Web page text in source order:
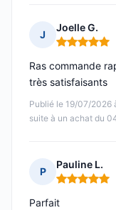
J
Joelle G.
Note : 5 sur 5
Publié le 19/07/2026
suite à un achat du
Ras commande
très satisfaisants
P
Pauline L.
Note : 5 sur 5
Parfait